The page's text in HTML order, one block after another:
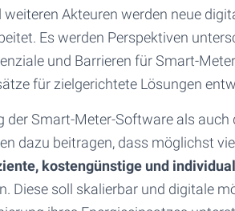
Akteuren werden neue
Es werden Perspektiven
und Barrieren für Smart-
für zielgerichtete Lösungen
der Smart-Meter-Software als
dazu beitragen, dass möglichst
kostengünstige und
Diese soll skalierbar und digitale